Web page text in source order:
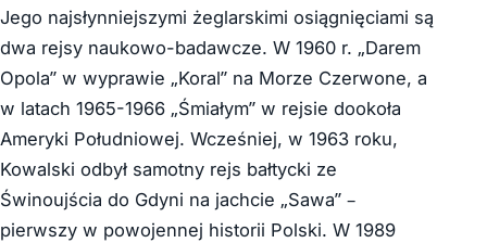
Jego najsłynniejszymi żeglarskimi osiągnięciami są
dwa rejsy naukowo-badawcze. W 1960 r. „Darem
Opola” w wyprawie „Koral” na Morze Czerwone, a
w latach 1965-1966 „Śmiałym” w rejsie dookoła
Ameryki Południowej. Wcześniej, w 1963 roku,
Kowalski odbył samotny rejs bałtycki ze
Świnoujścia do Gdyni na jachcie „Sawa” –
pierwszy w powojennej historii Polski. W 1989